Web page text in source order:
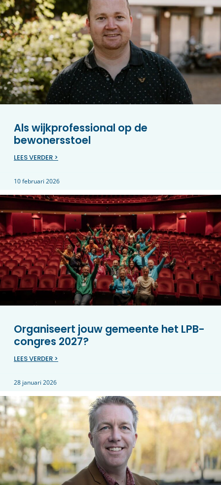
Als wijkprofessional op de
bewonersstoel
LEES VERDER >
10 februari 2026
Organiseert jouw gemeente het LPB-
congres 2027?
LEES VERDER >
28 januari 2026